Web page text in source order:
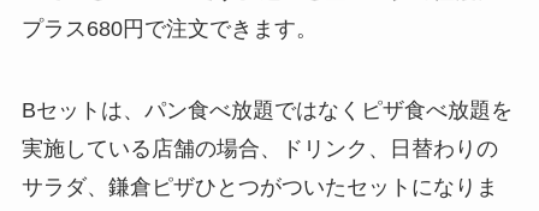
プラス680円で注文できます。
Bセットは、パン食べ放題ではなくピザ食べ放題を
実施している店舗の場合、ドリンク、日替わりの
サラダ、鎌倉ピザひとつがついたセットになりま